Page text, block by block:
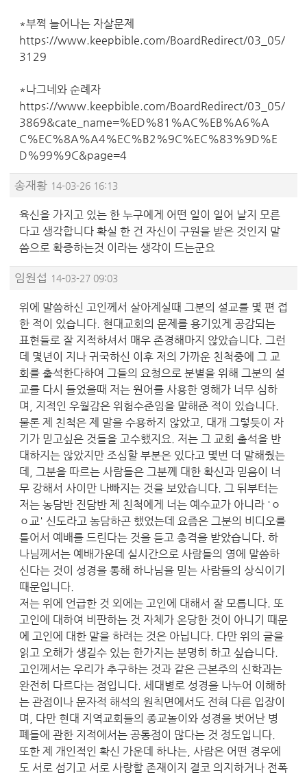
*부쩍 늘어나는 자살문제
https://www.keepbible.com/BoardRedirect/03_05/
3129
*나그네와 순례자
https://www.keepbible.com/BoardRedirect/03_05/
3869&cate_name=%ED%81%AC%EB%A6%A
C%EC%8A%A4%EC%B2%9C%EC%83%9D%E
D%99%9C&page=4
송재황 14-03-26 16:13
육신을 가지고 있는 한 누구에게 어떤 일이 일어 날지 모른
다고 생각합니다 확실 한 건 자신이 구원을 받은 것인지 말
씀으로 확증하는것 이라는 생각이 드는군요
임원섭 14-03-27 09:03
위에 말씀하신 고인께서 살아계실때 그분의 설교를 몇 편 접
한 적이 있습니다. 현대교회의 문제를 용기있게 공감되는
표현들로 잘 지적하셔서 매우 존경해마지 않았습니다. 그런
데 몇년이 지나 귀국하신 이후 저의 가까운 친척중에 그 교
회를 출석한다하여 그들의 요청으로 분별을 위해 그분의 설
교를 다시 들었을때 저는 원어를 사용한 영해가 너무 심하
며, 지적인 우월감은 위험수준임을 말해준 적이 있습니다.
물론 제 친척은 제 말을 수용하지 않았고, 대개 그렇듯이 자
기가 믿고싶은 것들을 고수했지요. 저는 그 교회 출석을 반
대하지는 않았지만 조심할 부분은 있다고 몇번 더 말해줬는
데, 그분을 따르는 사람들은 그분께 대한 확신과 믿음이 너
무 강해서 사이만 나빠지는 것을 보았습니다. 그 뒤부터는
저는 농담반 진담반 제 친척에게 너는 예수교가 아니라 'ㅇ
ㅇ교' 신도라고 농담하곤 했었는데 요즘은 그분의 비디오를
틀어서 예배를 드린다는 것을 듣고 충격을 받았습니다. 하
나님께서는 예배가운데 실시간으로 사람들의 영에 말씀하
신다는 것이 성경을 통해 하나님을 믿는 사람들의 상식이기
때문입니다.
저는 위에 언급한 것 외에는 고인에 대해서 잘 모릅니다. 또
고인에 대하여 비판하는 것 자체가 온당한 것이 아니기 때문
에 고인에 대한 말을 하려는 것은 아닙니다. 다만 위의 글을
읽고 오해가 생길수 있는 한가지는 분명히 하고 싶습니다.
고인께서는 우리가 추구하는 것과 같은 근본주의 신학과는
완전히 다르다는 점입니다. 세대별로 성경을 나누어 이해하
는 관점이나 문자적 해석의 원칙면에서도 전혀 다른 입장이
며, 다만 현대 지역교회들의 종교놀이와 성경을 벗어난 병
폐들에 관한 지적에서는 공통점이 많다는 것 정도입니다.
또한 제 개인적인 확신 가운데 하나는, 사람은 어떤 경우에
도 서로 섬기고 서로 사랑할 존재이지 결코 의지하거나 전폭